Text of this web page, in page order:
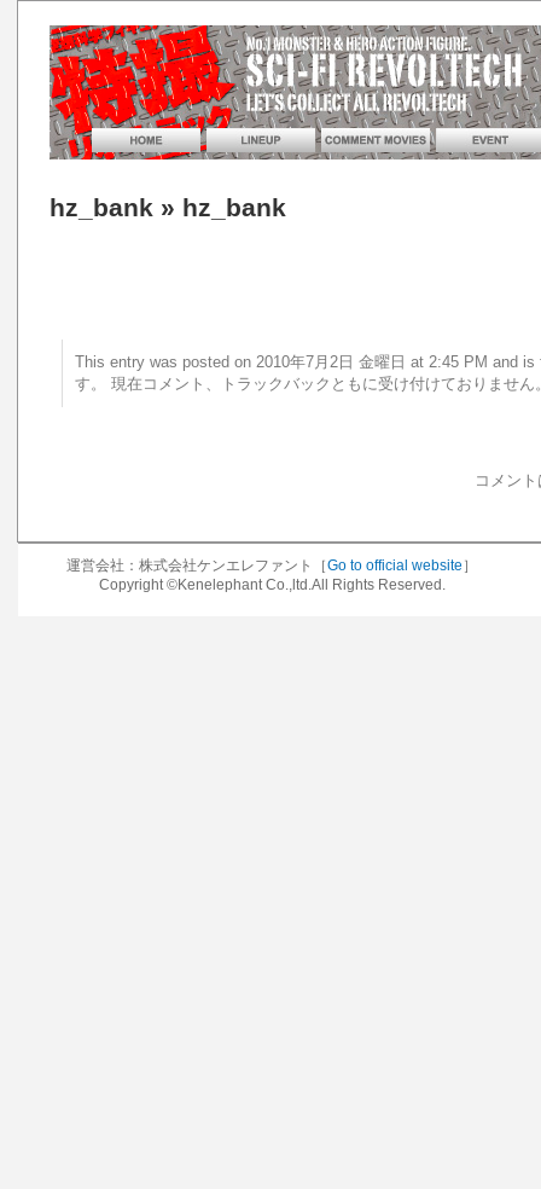
hz_bank » hz_bank
This entry was posted on 2010年7月2日 金曜日 at 2:45 PM and
す。 現在コメント、トラックバックともに受け付けておりません
コメン
運営会社：株式会社ケンエレファント［Go to official website ］
Copyright ©Kenelephant Co.,ltd.All Rights Reserved.